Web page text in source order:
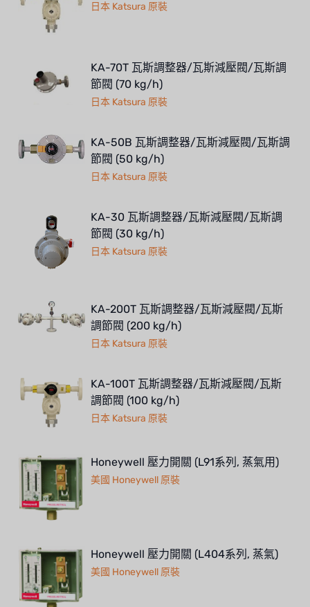
日本 Katsura 原裝
KA-70T 瓦斯調整器/瓦斯減壓閥/瓦斯調
節閥 (70 kg/h)
日本 Katsura 原裝
KA-50B 瓦斯調整器/瓦斯減壓閥/瓦斯調
節閥 (50 kg/h)
日本 Katsura 原裝
KA-30 瓦斯調整器/瓦斯減壓閥/瓦斯調
節閥 (30 kg/h)
日本 Katsura 原裝
KA-200T 瓦斯調整器/瓦斯減壓閥/瓦斯
調節閥 (200 kg/h)
日本 Katsura 原裝
KA-100T 瓦斯調整器/瓦斯減壓閥/瓦斯
調節閥 (100 kg/h)
日本 Katsura 原裝
Honeywell 壓力開關 (L91系列, 蒸氣用)
美國 Honeywell 原裝
Honeywell 壓力開關 (L404系列, 蒸氣)
美國 Honeywell 原裝